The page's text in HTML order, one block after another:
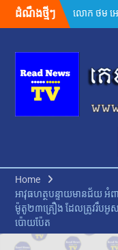
ដំណឹងថ្មីៗ
ដោយសារថៃ
សមនឹងត្រឡ
គេហទំព័រមន្ទី
ត្រូវក្លាយជ
ដ៏សំខាន់
ម៉ាណែត ដ
៨ចំណុច ពន្
ការចេញបណ្
រដ្ឋមន្រ្តីក្
អង្គការ សម
ចូលរួមលើក
ឯកឧត្តម ស៊ុ
អត្រាពន្ធថ្
មិនមែនយកទ
Home
អាវុធហត្ថបន្ទាយមានជ័យ អំព
ម៉ូតូ២៣គ្រឿង ដែលត្រូវរឹបអូស
ប៉ោយប៉ែត